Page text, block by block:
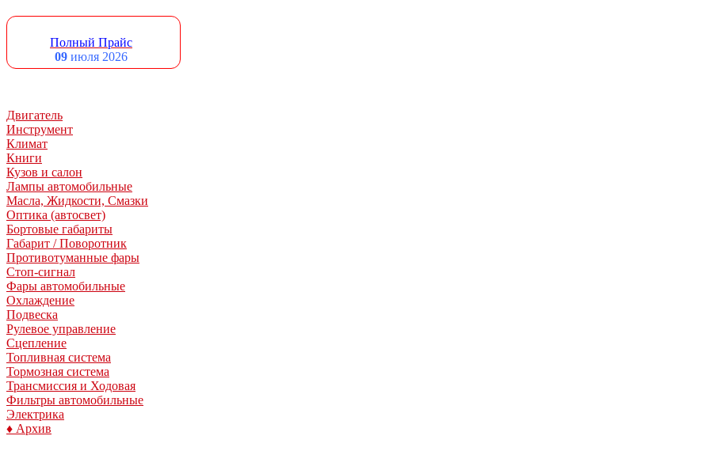
Полный Прайс
09 июля 2026
Двигатель
Инструмент
Климат
Книги
Кузов и салон
Лампы автомобильные
Масла, Жидкости, Смазки
Оптика (автосвет)
Бортовые габариты
Габарит / Поворотник
Противотуманные фары
Стоп-сигнал
Фары автомобильные
Охлаждение
Подвеска
Рулевое управление
Сцепление
Топливная система
Тормозная система
Трансмиссия и Ходовая
Фильтры автомобильные
Электрика
♦ Архив